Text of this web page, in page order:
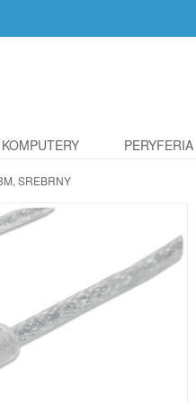
KOMPUTERY PERYFERIA
SREBRNY